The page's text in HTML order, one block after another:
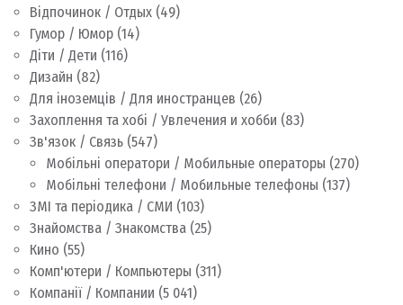
Відпочинок / Отдых (49)
Гумор / Юмор (14)
Діти / Дети (116)
Дизайн (82)
Для іноземців / Для иностранцев (26)
Захоплення та хобі / Увлечения и хобби (83)
Зв'язок / Связь (547)
Мобільні оператори / Мобильные операторы (270)
Мобільні телефони / Мобильные телефоны (137)
ЗМІ та періодика / СМИ (103)
Знайомства / Знакомства (25)
Кино (55)
Комп'ютери / Компьютеры (311)
Компанії / Компании (5 041)